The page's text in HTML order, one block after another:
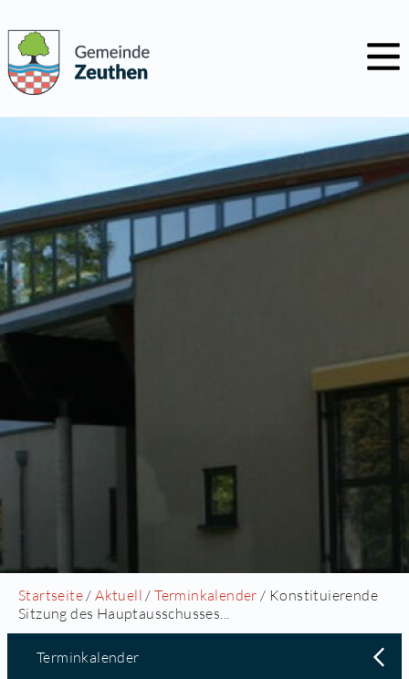
Startseite /Aktuell /Terminkalender / Konstituierende
Sitzung des Hauptausschusses...
Terminkalender